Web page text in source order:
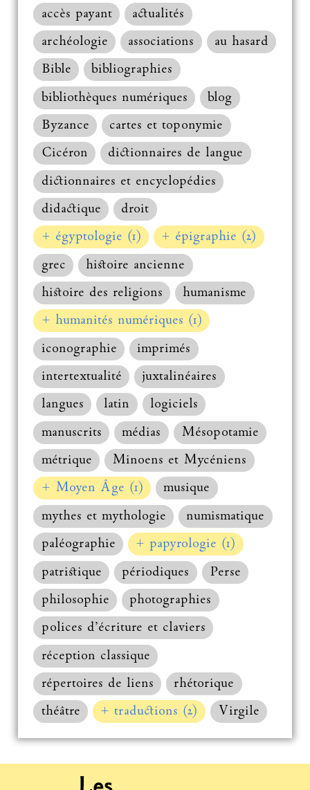
accès payant
actualités
archéologie
associations
au hasard
Bible
bibliographies
bibliothèques numériques
blog
Byzance
cartes et toponymie
Cicéron
dictionnaires de langue
dictionnaires et encyclopédies
didactique
droit
+ égyptologie (1)
+ épigraphie (2)
grec
histoire ancienne
histoire des religions
humanisme
+ humanités numériques (1)
iconographie
imprimés
intertextualité
juxtalinéaires
langues
latin
logiciels
manuscrits
médias
Mésopotamie
métrique
Minoens et Mycéniens
+ Moyen Âge (1)
musique
mythes et mythologie
numismatique
paléographie
+ papyrologie (1)
patristique
périodiques
Perse
philosophie
photographies
polices d’écriture et claviers
réception classique
répertoires de liens
rhétorique
théâtre
+ traductions (2) Virgile